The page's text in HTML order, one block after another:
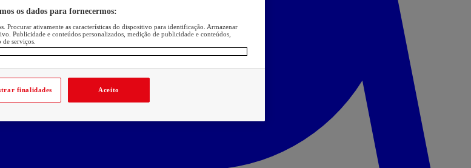
os dados para fornecermos:
Procurar ativamente as características do dispositivo para identificação. Armazenar
Publicidade e conteúdos personalizados, medição de publicidade e conteúdos,
serviços.
finalidades Aceito